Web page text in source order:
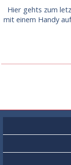
Hier gehts zum
mit einem Handy